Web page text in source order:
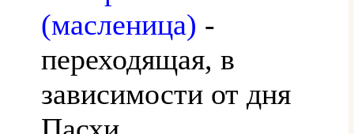
(масленица) -
переходящая, в
зависимости от дня